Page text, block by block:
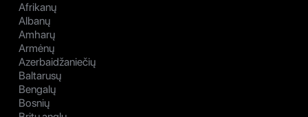
Afrikanų
Albanų
Amharų
Armėnų
Azerbaidžaniečių
Baltarusų
Bengalų
Bosnių